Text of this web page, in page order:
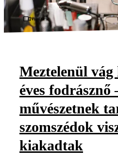
Videó
Meztelenül vág
éves fodrásznő
művészetnek
szomszédok
kiakadtak